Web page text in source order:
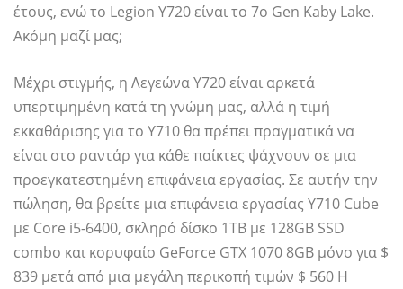
έτους, ενώ το Legion Y720 είναι το 7ο Gen Kaby Lake.
Ακόμη μαζί μας;
Μέχρι στιγμής, η Λεγεώνα Y720 είναι αρκετά
υπερτιμημένη κατά τη γνώμη μας, αλλά η τιμή
εκκαθάρισης για το Y710 θα πρέπει πραγματικά να
είναι στο ραντάρ για κάθε παίκτες ψάχνουν σε μια
προεγκατεστημένη επιφάνεια εργασίας. Σε αυτήν την
πώληση, θα βρείτε μια επιφάνεια εργασίας Y710 Cube
με Core i5-6400, σκληρό δίσκο 1TB με 128GB SSD
combo και κορυφαίο GeForce GTX 1070 8GB μόνο για $
839 μετά από μια μεγάλη περικοπή τιμών $ 560 Η